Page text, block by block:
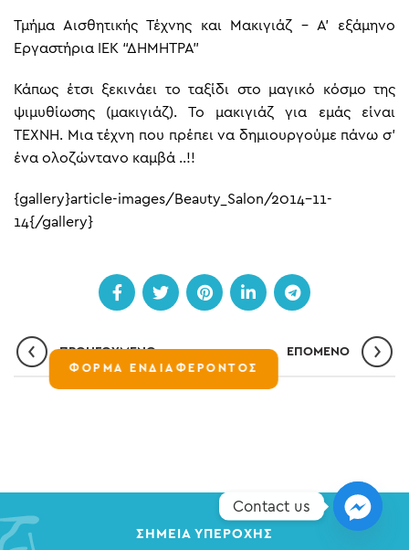
ΦΟΡΜΑ ΕΝΔΙΑΦΕΡΟΝΤΟΣ
Τμήμα Αισθητικής Τέχνης και Μακιγιάζ – Α’ εξάμηνο
Εργαστήρια ΙΕΚ “ΔΉΜΗΤΡΑ”
Κάπως έτσι ξεκινάει το ταξίδι στο μαγικό κόσμο της
ψιμυθίωσης (μακιγιάζ). Το μακιγιάζ για εμάς είναι
ΤΕΧΝΗ. Μια τέχνη που πρέπει να δημιουργούμε πάνω σ’
ένα ολοζώντανο καμβά ..!!
{gallery}article-images/Beauty_Salon/2014-11-
14{/gallery}
ΠΡΟΗΓΟΎΜΕΝΟ ΕΠΌΜΕΝO
ΣΗΜΕΊΑ ΥΠΕΡΟΧΉΣ
Contact us